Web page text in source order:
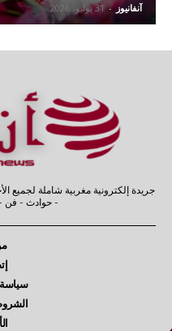
آنفانيوز - 31 يوليو، 2026
جريدة إلكترونية مغربية شاملة لجميع
- حوادث - فن -